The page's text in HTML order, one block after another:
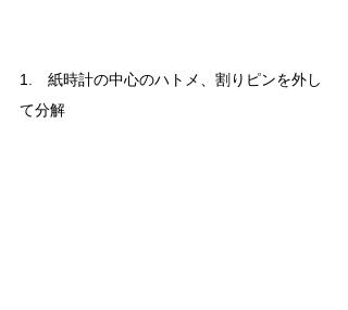
1.　紙時計の中心のハトメ、割りピンを外し
て分解